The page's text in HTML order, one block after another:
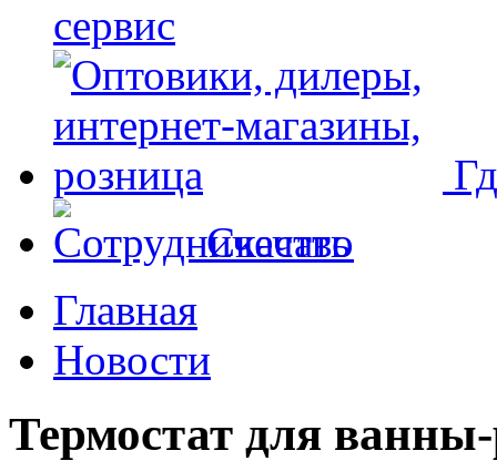
сервис
Скачать
Главная
Новости
Термостат для